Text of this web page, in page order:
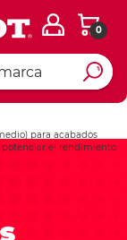
0
para acabados
potenciar el rendimiento
Ingresar Codigo